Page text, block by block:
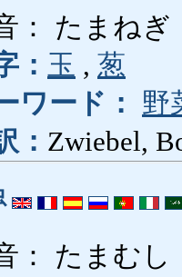
： たまねぎ
： 玉 , 葱
ワード：
野
： Zwiebel,
： たまむし